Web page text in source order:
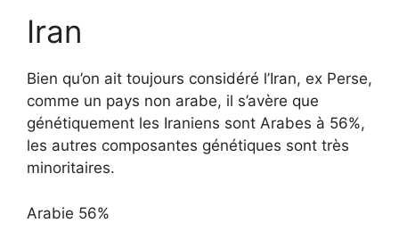
Iran
Bien qu’on ait toujours considéré l’Iran, ex Perse,
comme un pays non arabe, il s’avère que
génétiquement les Iraniens sont Arabes à 56%,
les autres composantes génétiques sont très
minoritaires.
Arabie 56%